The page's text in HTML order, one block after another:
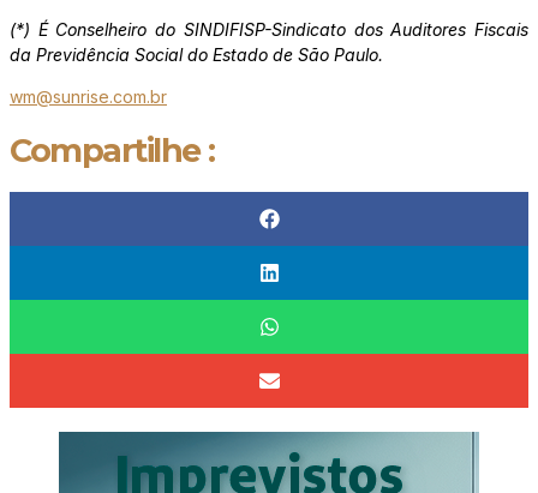
(*) É Conselheiro do SINDIFISP-Sindicato dos Auditores Fiscais
da Previdência Social do Estado de São Paulo.
wm@sunrise.com.br
Compartilhe :